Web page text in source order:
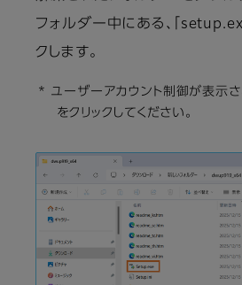
フォルダー中にある、「
クします。
* ユーザーアカウント制御が表示さ
をクリックしてください。